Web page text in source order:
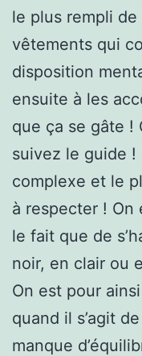
le plus rempli
vêtements qui
disposition
ensuite à les
que ça se gâte !
suivez le guide !
complexe et le
à respecter ! On
le fait que de
noir, en clair ou
On est pour
quand il s’agit
manque